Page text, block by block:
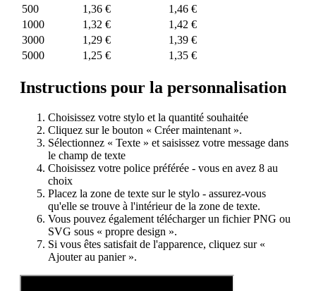
500
1,36 €
1,46 €
1000
1,32 €
1,42 €
3000
1,29 €
1,39 €
5000
1,25 € 1,35 €
Instructions pour la personnalisation
Choisissez votre stylo et la quantité souhaitée
Cliquez sur le bouton « Créer maintenant ».
Sélectionnez « Texte » et saisissez votre message dans
le champ de texte
Choisissez votre police préférée - vous en avez 8 au
choix
Placez la zone de texte sur le stylo - assurez-vous
qu'elle se trouve à l'intérieur de la zone de texte.
Vous pouvez également télécharger un fichier PNG ou
SVG sous « propre design ».
Si vous êtes satisfait de l'apparence, cliquez sur «
Ajouter au panier ».